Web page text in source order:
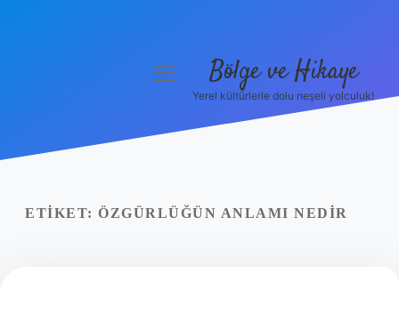
Yasal Uyarı
menüyü
Bölge ve Hikaye
Yerel kültürlerle dolu neşeli yolculuk!
ETIKET: ÖZGÜRLÜĞÜN ANLAMI NEDIR